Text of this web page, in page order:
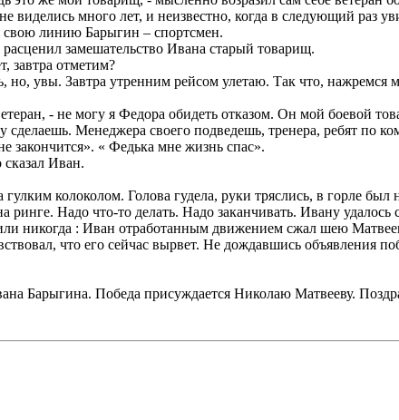
виделись много лет, и неизвестно, когда в следующий раз
свою линию Барыгин – спортсмен.
замешательство Ивана старый товарищ.
завтра отметим?
но, увы. Завтра утренним рейсом улетаю. Так что,
- не могу я Федора обидеть отказом. Он мой боевой
сделаешь. Менеджера своего подведешь, тренера, ребят по
закончится». « Федька мне жизнь спас».
Иван.
колоколом. Голова гудела, руки тряслись, в горле
Надо что-то делать. Надо заканчивать. Ивану удалось
никогда : Иван отработанным движением сжал шею
что его сейчас вырвет. Не дождавшись объявления
Барыгина. Победа присуждается Николаю Матвееву.